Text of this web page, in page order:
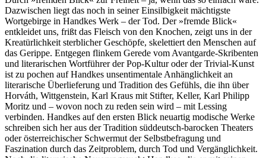
Dazwischen liegt das noch in seiner Einsilbigkeit mächtigste
Wortgebirge in Handkes Werk – der Tod. Der »fremde Blick«
entkleidet uns, frißt das Fleisch von den Knochen, zeigt uns in der
Kreatürlichkeit sterblicher Geschöpfe, skelettiert den Menschen auf
das Gerippe. Entgegen flinkem Gerede vom Avantgarde-Skribenten
und literarischen Wortführer der Pop-Kultur oder der Trivial-Kunst
ist zu pochen auf Handkes unsentimentale Anhänglichkeit an
literarische Überlieferung und Tradition des Gefühls, die ihn über
Horváth, Wittgenstein, Karl Kraus mit Stifter, Keller, Karl Philipp
Moritz und – wovon noch zu reden sein wird – mit Lessing
verbinden. Handkes auf den ersten Blick neuartig modische Werke
schreiben sich her aus der Tradition süddeutsch-barocken Theaters
oder österreichischer Schwermut der Selbstbefragung und
Faszination durch das Zeitproblem, durch Tod und Vergänglichkeit.